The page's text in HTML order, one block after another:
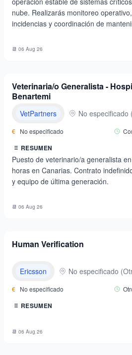
nube. Realizarás monitoreo
incidencias y coordinación de
📆 06 Aug 26
Veterinaria/o Generalista -
Benartemi
VetPartners No especificado (
€ No especificado
RESUMEN
Puesto de veterinario/a generalista
horas en Canarias. Contrato
y equipo de última generación.
📆 06 Aug 26
Human Verification
Ericsson No especificado (
€ No especificado
RESUMEN
📆 06 Aug 26